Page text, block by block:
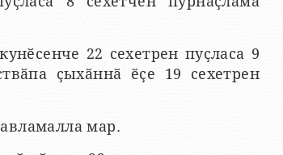
22 сехетрен пуҫласа 9
ҫыхӑннӑ ӗҫе 19 сехетрен
мар.